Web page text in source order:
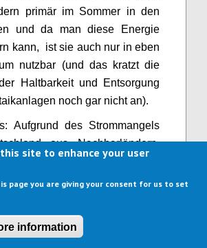
primär im Sommer in den
und da man diese Energie
kann, ist sie auch nur in eben
nutzbar (und das kratzt die
Haltbarkeit und Entsorgung
noch gar nicht an).
Aufgrund des Strommangels
aus Nachbarländern,
notgedrungen Strom
seine Kohlekraftwerke wieder
in Folge zu stetig steigenden
für die Endverbraucher und
CO2-Ausstoß geführt hat, als
site to enhance your user
page you are giving your consent for us to set
information